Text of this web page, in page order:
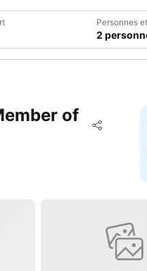
Personnes
2
of
Partager